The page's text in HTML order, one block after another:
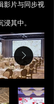
影片与同步视
其中。